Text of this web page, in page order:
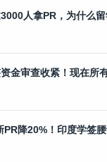
人拿PR，为什么
金审查收紧！现在所
PR降20%！印度学签